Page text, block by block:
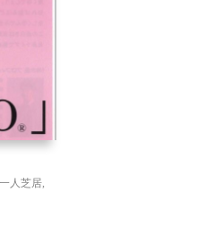
一人芝居